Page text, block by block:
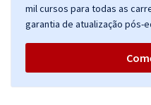
mil cursos para todas as
garantia de atualização pós-